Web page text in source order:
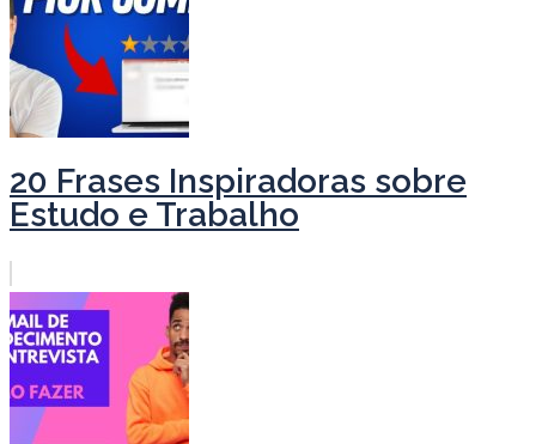
20 Frases Inspiradoras sobre
Estudo e Trabalho